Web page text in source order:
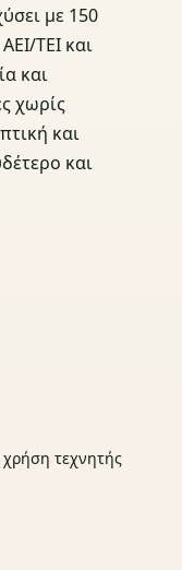
με 150
ΤΕΙ και
και
χωρίς
και
και
χρήση τεχνητής